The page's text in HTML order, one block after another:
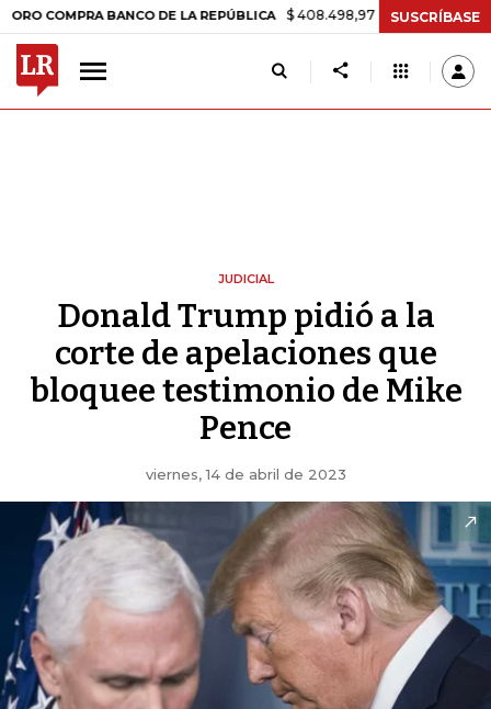
BANCO DE LA REPÚBLICA $ 408.498,97 +$ 8.753,81 +2,19%
SUSCRÍBASE
JUDICIAL
Donald Trump pidió a la
corte de apelaciones que
bloquee testimonio de Mike
Pence
viernes, 14 de abril de 2023